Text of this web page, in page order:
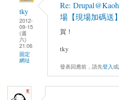
tky
2012-
09-15
(週
六)
21:06
固定
網址
Re:
場【現場加碼送】
賀！
tky
發表回應前，請先登入或